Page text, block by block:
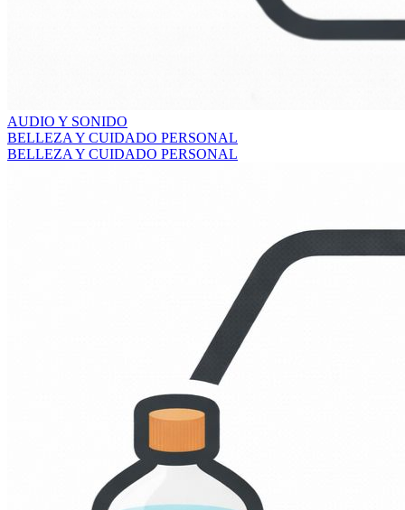
AUDIO Y SONIDO
BELLEZA Y CUIDADO PERSONAL
BELLEZA Y CUIDADO PERSONAL